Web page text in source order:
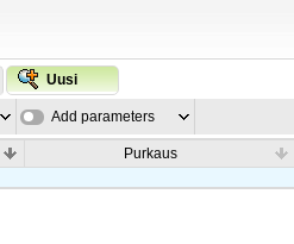
Uusi
Add parameters
Purkaus